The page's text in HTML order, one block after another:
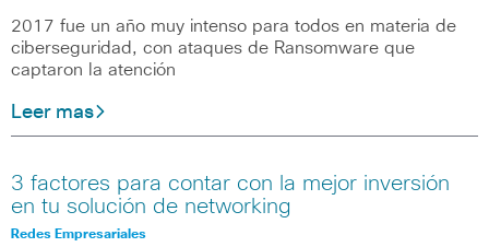
2017 fue un año muy intenso para todos en materia de
ciberseguridad, con ataques de Ransomware que
captaron la atención
Leer mas
3 factores para contar con la mejor inversión
en tu solución de networking
Redes Empresariales